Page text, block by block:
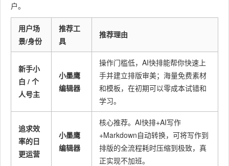
SVG动
效数量
3000+ 约500 无
团队协
作能力
支持，
100人
支持 不支持 不支持
新手上
手速度
AI引导
中等
能聚焦
慢，需
习
素材更
新频率
每日更
新
每周2-3
次
不定期 不定期
户。
用户场
景/身份
推荐工
具
推荐理由
新手小
白 / 个
人号主
小墨鹰
编辑器
操作门槛低，AI快排能帮你快速上
手并建立排版审美；海量免费素材
和模板，在初期可以零成本试错和
学习。
追求效
率的日
更运营
小墨鹰
编辑器
核心推荐。AI快排+AI写作
+Markdown自动转换，可将写作到
排版的全流程耗时压缩到极致，真
正实现不加班。